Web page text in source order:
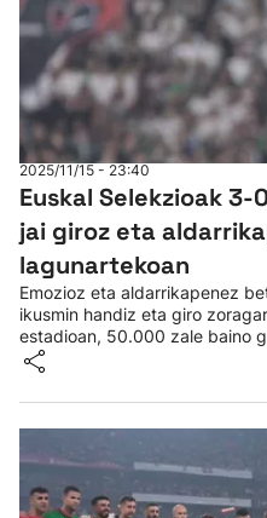
2025/11/15 - 23:40
Euskal Selekzioak
jai giroz eta
lagunartekoan
Emozioz eta aldarrikapenez
ikusmin handiz eta giro
estadioan, 50.000 zale baino